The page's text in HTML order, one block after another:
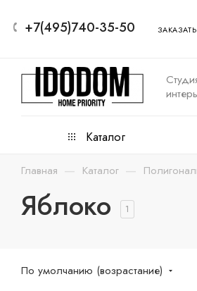
+7(495)740-35-50
Каталог
Главная — Каталог —
Яблоко 1
По умолчанию (возрастание)